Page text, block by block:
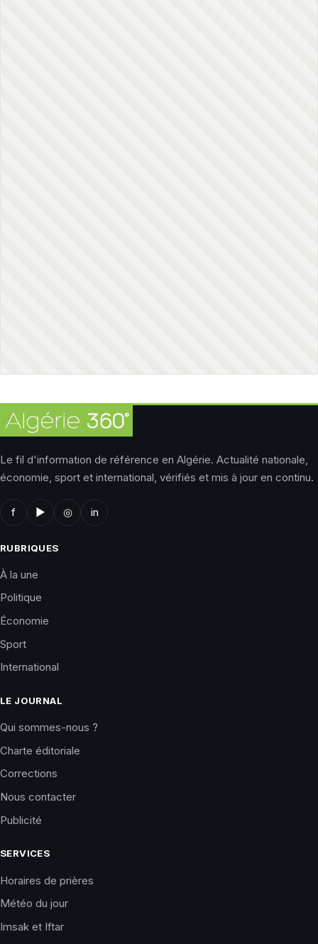
Le fil d'information de référence en Algérie. Actualité nationale,
économie, sport et international, vérifiés et mis à jour en continu.
f ▶ ◎ in
RUBRIQUES
À la une
Politique
Économie
Sport
International
LE JOURNAL
Qui sommes-nous ?
Charte éditoriale
Corrections
Nous contacter
Publicité
SERVICES
Horaires de prières
Météo du jour
Imsak et Iftar